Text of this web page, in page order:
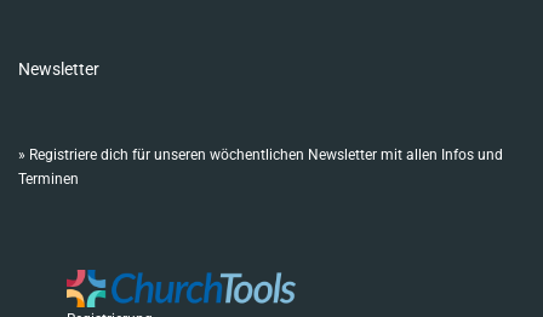
Newsletter
» Registriere dich für unseren wöchentlichen Newsletter mit allen Infos und
Terminen